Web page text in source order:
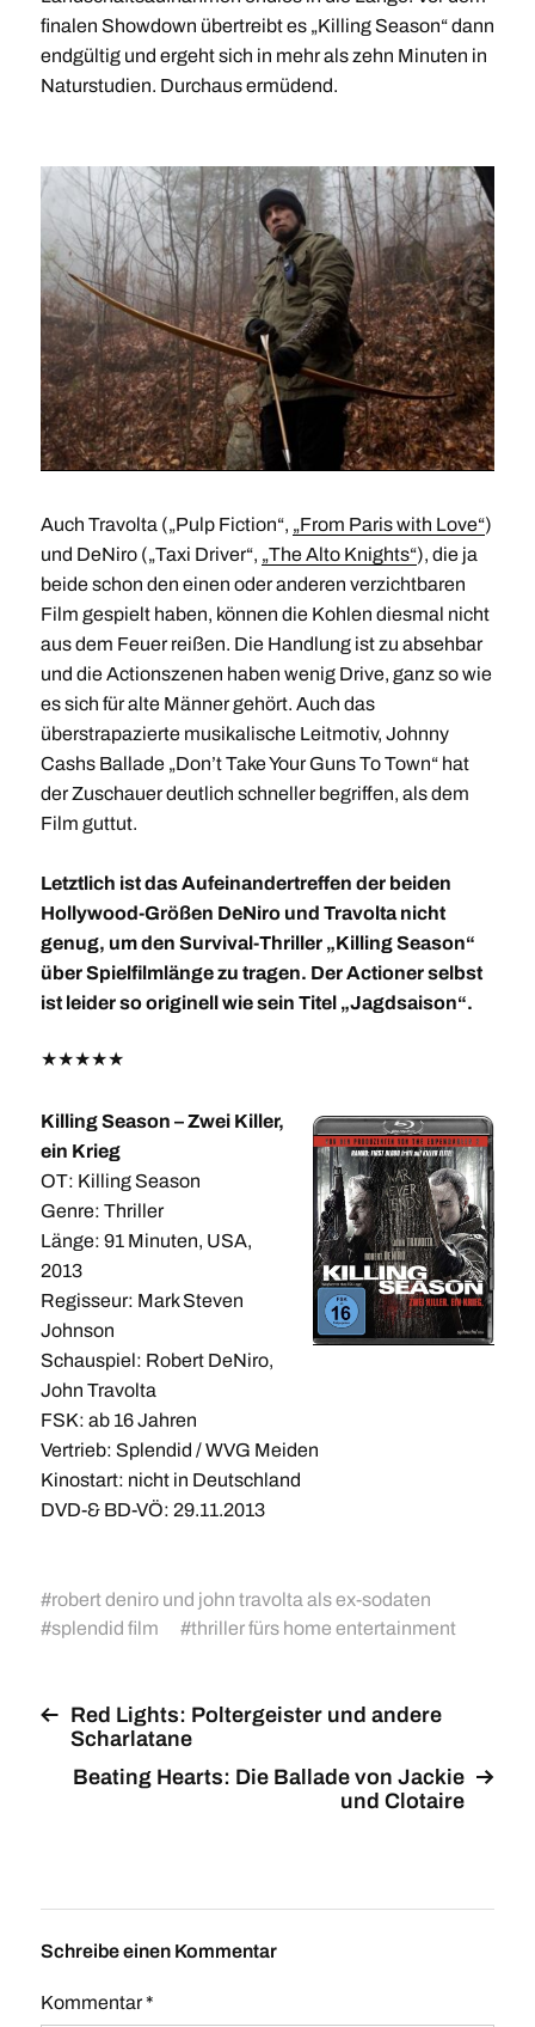
finalen Showdown übertreibt es „Killing Season“ dann
endgültig und ergeht sich in mehr als zehn Minuten in
Naturstudien. Durchaus ermüdend.
Auch Travolta („Pulp Fiction“, „From Paris with Love“)
und DeNiro („Taxi Driver“, „The Alto Knights“), die ja
beide schon den einen oder anderen verzichtbaren
Film gespielt haben, können die Kohlen diesmal nicht
aus dem Feuer reißen. Die Handlung ist zu absehbar
und die Actionszenen haben wenig Drive, ganz so wie
es sich für alte Männer gehört. Auch das
überstrapazierte musikalische Leitmotiv, Johnny
Cashs Ballade „Don’t Take Your Guns To Town“ hat
der Zuschauer deutlich schneller begriffen, als dem
Film guttut.
Letztlich ist das Aufeinandertreffen der beiden
Hollywood-Größen DeNiro und Travolta nicht
genug, um den Survival-Thriller „Killing Season“
über Spielfilmlänge zu tragen. Der Actioner selbst
ist leider so originell wie sein Titel „Jagdsaison“.
★★★★★
Killing Season – Zwei Killer,
ein Krieg
OT: Killing Season
Genre: Thriller
Länge: 91 Minuten, USA,
2013
Regisseur: Mark Steven
Johnson
Schauspiel: Robert DeNiro,
John Travolta
FSK: ab 16 Jahren
Vertrieb: Splendid / WVG Meiden
Kinostart: nicht in Deutschland
DVD-& BD-VÖ: 29.11.2013
#robert deniro und john travolta als ex-sodaten
#splendid film #thriller fürs home entertainment
Red Lights: Poltergeister und andere
Scharlatane
Beating Hearts: Die Ballade von Jackie
und Clotaire
Schreibe einen Kommentar
Kommentar*